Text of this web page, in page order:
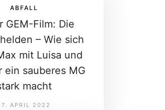
ABFALL
GEM-Film: Die
– Wie sich
mit Luisa und
ein sauberes MG
macht
APRIL 2022